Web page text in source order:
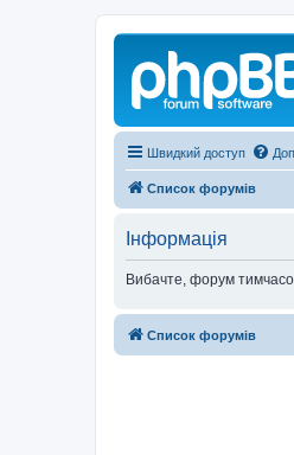
Швидкий доступ
Список форумів
Інформація
Вибачте, форум
Список форумів